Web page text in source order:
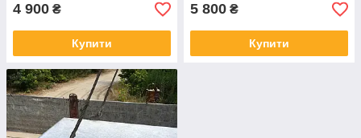
4 900 ₴
Купити
5 800 ₴
Купити